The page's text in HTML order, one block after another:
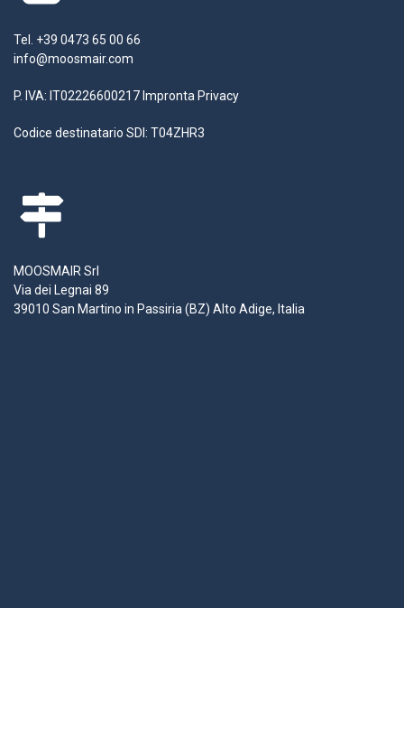
Tel. +39 0473 65 00 66
info@moosmair.com
P. IVA: IT02226600217 Impronta Privacy
Codice destinatario SDI: T04ZHR3
MOOSMAIR Srl
Via dei Legnai 89
39010 San Martino in Passiria (BZ) Alto Adige, Italia